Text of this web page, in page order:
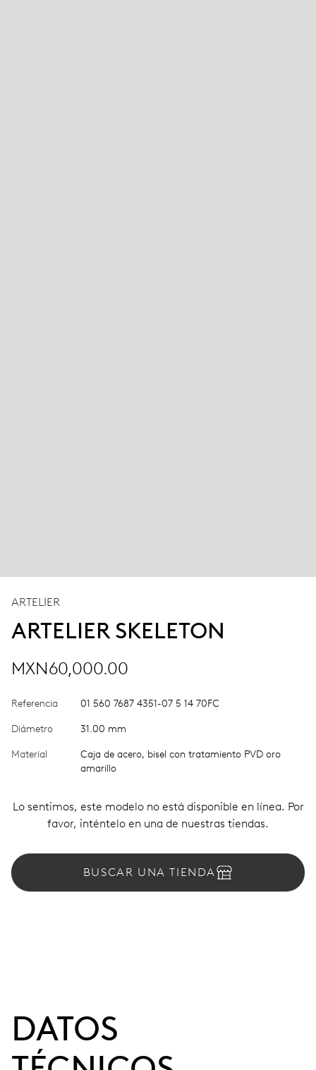
ARTELIER
ARTELIER SKELETON
MXN60,000.00
Referencia 01 560 7687 4351-07 5 14 70FC
Diámetro 31.00 mm
Material
Caja de acero, bisel con tratamiento PVD oro
amarillo
Lo sentimos, este modelo no está disponible en línea. Por
favor, inténtelo en una de nuestras tiendas.
BUSCAR UNA TIENDA
DATOS